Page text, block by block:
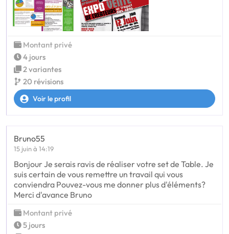
Montant privé
4 jours
2 variantes
20 révisions
Voir le profil
Bruno55
15 juin à 14:19
Bonjour Je serais ravis de réaliser votre set de Table. Je
suis certain de vous remettre un travail qui vous
conviendra Pouvez-vous me donner plus d'éléments?
Merci d'avance Bruno
Montant privé
5 jours